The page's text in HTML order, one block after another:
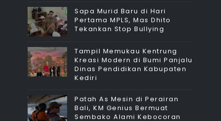
Sapa Murid Baru di Hari
Pertama MPLS, Mas Dhito
Tekankan Stop Bullying
Tampil Memukau Kentrung
Kreasi Modern di Bumi Panjalu
Dinas Pendidikan Kabupaten
Kediri
Patah As Mesin di Perairan
Bali, KM Genius Bermuat
Sembako Alami Kebocoran